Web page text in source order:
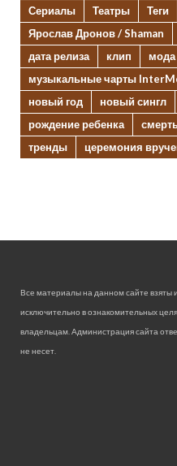
Сериалы
Театры Теги
Ярослав Дронов / Shaman
дата релиза
клип
мода
музыкальные чарты
новый год
новый сингл
рождение ребенка
тренды
церемония
Все материалы на данном сайте взяты
исключительно в ознакомительных
владельцам. Администрация сайта
не несет.